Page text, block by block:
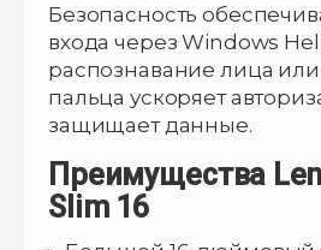
Безопасность
входа через Windows
распознавание лица или
пальца ускоряет
защищает данные.
Преимущества
Slim 16